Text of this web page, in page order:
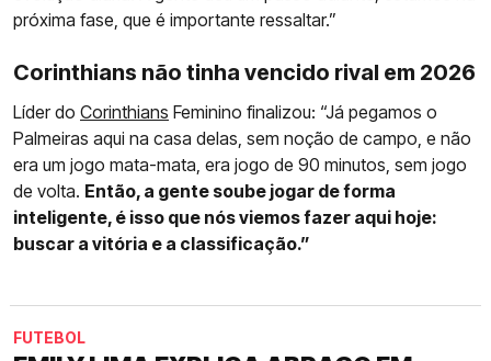
próxima fase, que é importante ressaltar.”
Corinthians não tinha vencido rival em 2026
Líder do Corinthians Feminino finalizou: “Já pegamos o
Palmeiras aqui na casa delas, sem noção de campo, e não
era um jogo mata-mata, era jogo de 90 minutos, sem jogo
de volta. Então, a gente soube jogar de forma
inteligente, é isso que nós viemos fazer aqui hoje:
buscar a vitória e a classificação.”
FUTEBOL